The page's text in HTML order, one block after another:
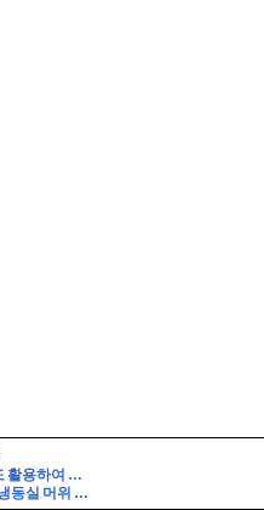
카드형 온누리상품권 10% 할인 한도 활용하여 여름철 장보기 식비 아끼는 법
냉동실 머위 그냥 볶으면 질겨져요! 냉동실 머위 볶음 요리 할 때 주의사항